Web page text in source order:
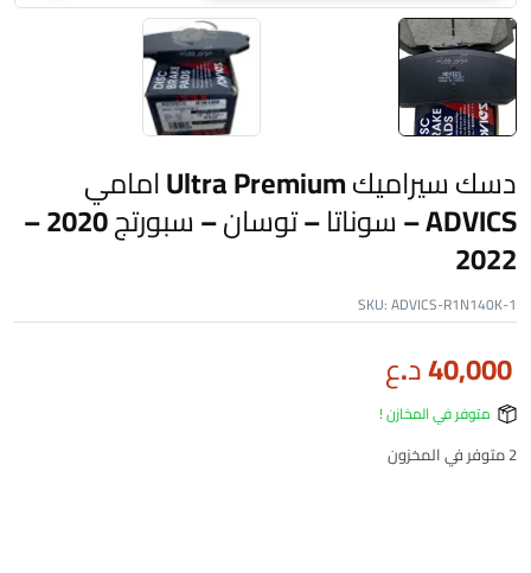
دسك سيراميك Ultra Premium امامي
ADVICS – سوناتا – توسان – سبورتج 2020 –
2022
SKU:ADVICS-R1N140K-1
40,000د.ع
متوفر في المخازن !
2 متوفر في المخزون